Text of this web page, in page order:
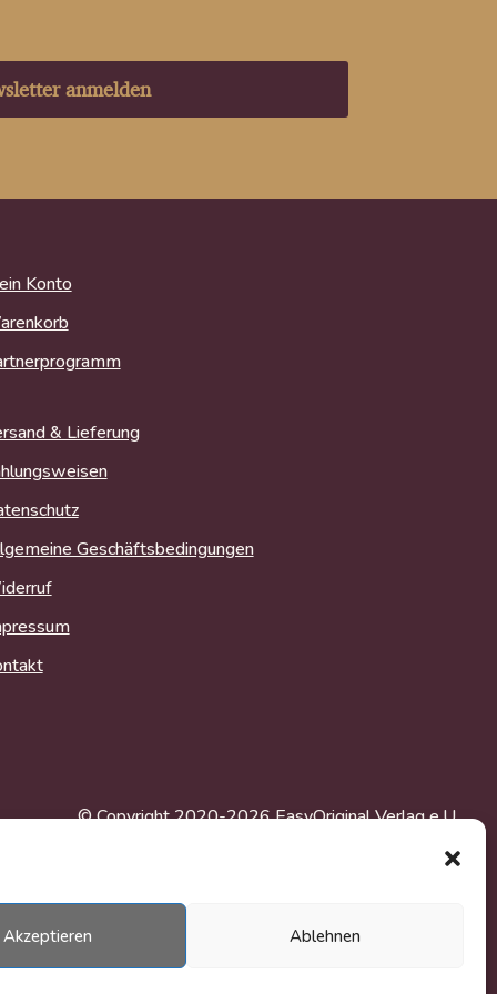
Akzeptieren Ablehnen
anmelden
Konto
& Lieferung
Geschäftsbedingungen
© Copyright 2020-2026 EasyOriginal Verlag e.U.
Webdesign & Webentwicklung – Multimediana